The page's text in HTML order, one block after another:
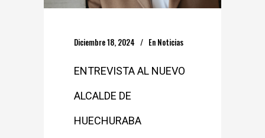
Diciembre 18, 2024 En Noticias
ENTREVISTA AL NUEVO
ALCALDE DE
HUECHURABA